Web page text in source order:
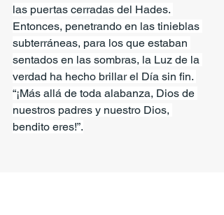
las puertas cerradas del Hades.
Entonces, penetrando en las tinieblas
subterráneas, para los que estaban
sentados en las sombras, la Luz de la
verdad ha hecho brillar el Día sin fin.
“¡Más allá de toda alabanza, Dios de
nuestros padres y nuestro Dios,
bendito eres!”.